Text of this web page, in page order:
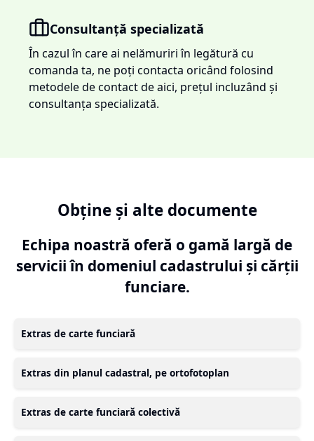
Consultanță specializată
În cazul în care ai nelămuriri în legătură cu
comanda ta, ne poți contacta oricând folosind
metodele de contact de aici, prețul incluzând și
consultanța specializată.
Obține și alte documente
Echipa noastră oferă o gamă largă de
servicii în domeniul cadastrului și cărții
funciare.
Extras de carte funciară
Extras din planul cadastral, pe ortofotoplan
Extras de carte funciară colectivă